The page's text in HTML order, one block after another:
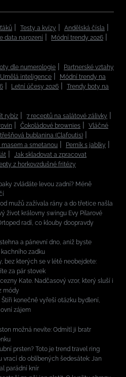
Testy a kvízy
Andělská čísla
data narození
Módní trendy 2026
dle numerologie
Partnerské vztahy
Umělá inteligence
Módní trendy na
Letní účesy 2026
Trendy boty na
rybíz
7 receptů na salátové zálivky
Čokoládové brownies
Vláčné
bublanina (Clafoutis)
a smetanou
Perník s jablky
Jak skladovat a zpracovat
z horkovzdušné fritézy
zvládáte levou zadní? Méně
mužů zažívala rány a do třetice našla
život královny swingu Evy Pilarové
radí, co klouby doopravdy
a pánevní dno, aniž byste
zadku
bez kterých se v létě neobejdete:
za pár stovek
Kate. Nadčasový vzor, který sluší i
módy
konečně vyřeší otázku bydlení,
zájem
možná nevíte: Odmítl ji bratr
prsten? Toto je trend travel ring
vrací do oblíbených šedesátek: Jan
parádní knír